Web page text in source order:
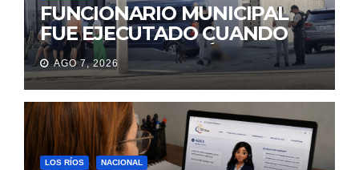
FUNCIONARIO MUNICIPAL
FUE EJECUTADO CUANDO
IBA A UNA REUNIÓN DE
TRABAJO EN MANTA
AGO 7, 2026
LOS RÍOS NACIONAL